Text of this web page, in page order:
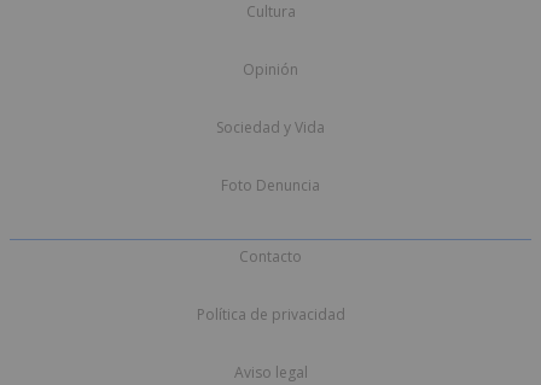
Cultura
Opinión
Sociedad y Vida
Foto Denuncia
Contacto
Política de privacidad
Aviso legal